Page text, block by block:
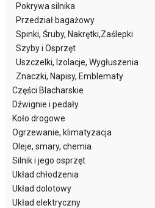
Pokrywa silnika
Przedział bagażowy
Spinki, Śruby, Nakrętki,Zaślepki
Szyby i Osprzęt
Uszczelki, Izolacje, Wygłuszenia
Znaczki, Napisy, Emblematy
Części Blacharskie
Dźwignie i pedały
Koło drogowe
Ogrzewanie, klimatyzacja
Oleje, smary, chemia
Silnik i jego osprzęt
Układ chłodzenia
Układ dolotowy
Układ elektryczny